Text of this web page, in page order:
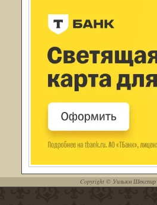
Copyright © Уильям Шекспир